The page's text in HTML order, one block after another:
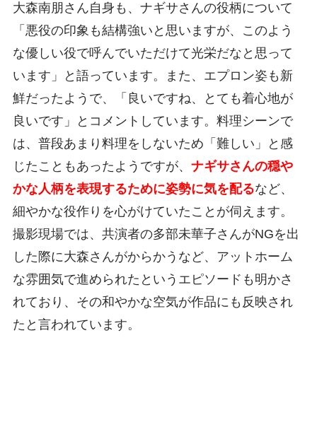
大森南朋さん自身も、ナギサさんの役柄について
「悪役の印象も結構強いと思いますが、このよう
な優しい役で呼んでいただけて光栄だなと思って
います」と語っています。また、エプロン姿も新
鮮だったようで、「良いですね、とても着心地が
良いです」とコメントしています。料理シーンで
は、普段あまり料理をしないため「難しい」と感
じたこともあったようですが、 ナギサさんの穏や
かな人柄を表現するために姿勢に気を配るなど、
細やかな役作りを心がけていたことが伺えます。
撮影現場では、共演者の多部未華子さんがNGを出
した際に大森さんがからかうなど、アットホーム
な雰囲気で進められたというエピソードも明かさ
れており、その和やかな空気が作品にも反映され
たと言われています。